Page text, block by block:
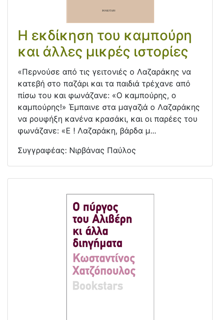
Η εκδίκηση του καμπούρη
και άλλες μικρές ιστορίες
«Περνούσε από τις γειτονιές ο Λαζαράκης να
κατεβή στο παζάρι και τα παιδιά τρέχανε από
πίσω του και φωνάζανε: «Ο καμπούρης, ο
καμπούρης!» Έμπαινε στα μαγαζιά ο Λαζαράκης
να ρουφήξη κανένα κρασάκι, και οι παρέες του
φωνάζανε: «Ε ! Λαζαράκη, βάρδα μ...
Συγγραφέας: Νιρβάνας Παύλος